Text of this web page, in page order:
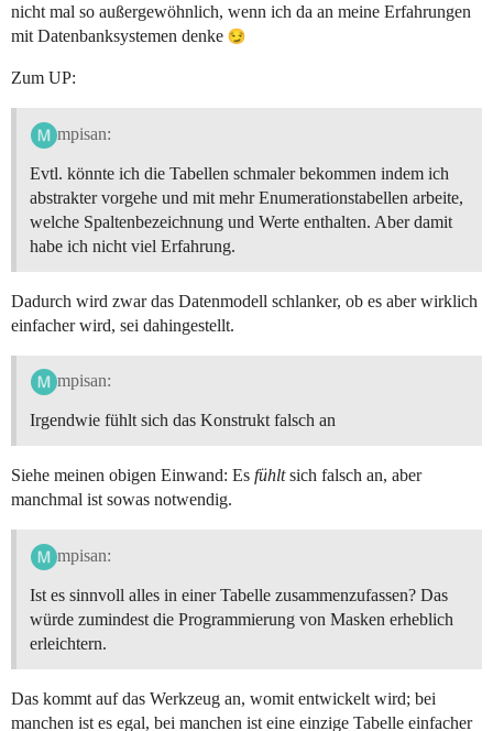
nicht mal so außergewöhnlich, wenn ich da an meine Erfahrungen
mit Datenbanksystemen denke
Zum UP:
mpisan:
Evtl. könnte ich die Tabellen schmaler bekommen indem ich
abstrakter vorgehe und mit mehr Enumerationstabellen arbeite,
welche Spaltenbezeichnung und Werte enthalten. Aber damit
habe ich nicht viel Erfahrung.
Dadurch wird zwar das Datenmodell schlanker, ob es aber wirklich
einfacher wird, sei dahingestellt.
mpisan:
Irgendwie fühlt sich das Konstrukt falsch an
Siehe meinen obigen Einwand: Es fühltsich falsch an, aber
manchmal ist sowas notwendig.
mpisan:
Ist es sinnvoll alles in einer Tabelle zusammenzufassen? Das
würde zumindest die Programmierung von Masken erheblich
erleichtern.
Das kommt auf das Werkzeug an, womit entwickelt wird; bei
manchen ist es egal, bei manchen ist eine einzige Tabelle einfacher